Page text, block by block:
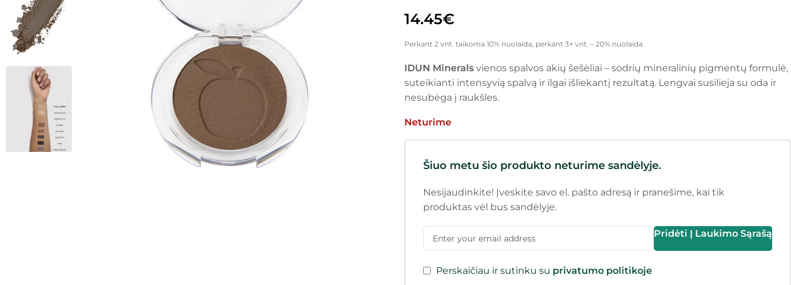
14.45€
Perkant 2 vnt. taikoma 10% nuolaida, perkant 3+ vnt. – 20% nuolaida.
IDUN Minerals vienos spalvos akių šešėliai – sodrių mineralinių pigmentų formulė,
suteikianti intensyvią spalvą ir ilgai išliekantį rezultatą. Lengvai susilieja su oda ir
nesubėga į raukšles.
Neturime
Šiuo metu šio produkto neturime sandėlyje.
Nesijaudinkite! Įveskite savo el. pašto adresą ir pranešime, kai tik
produktas vėl bus sandėlyje.
Pridėti Į Laukimo Sąrašą
Perskaičiau ir sutinku su privatumo politikoje